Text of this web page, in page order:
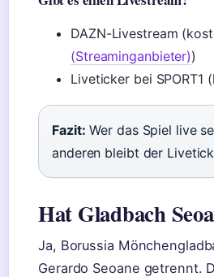
DAZN-Livestream
(Streaminganbieter))
Liveticker bei SPORT1
Fazit: Wer das Spiel live
anderen bleibt der
Hat Gladbach
Ja, Borussia
Gerardo Seoane getrennt.